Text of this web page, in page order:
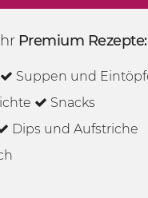
Premium Rezepte:
Suppen und
Snacks
Dips und Aufstriche